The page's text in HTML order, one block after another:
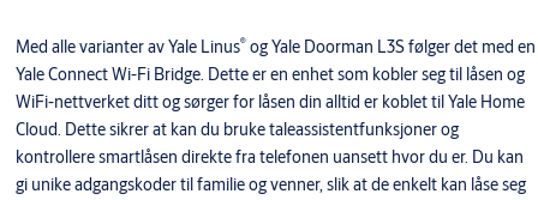
Med alle varianter av Yale Linus®og Yale Doorman L3S følger det med en
Yale Connect Wi-Fi Bridge. Dette er en enhet som kobler seg til låsen og
WiFi-nettverket ditt og sørger for låsen din alltid er koblet til Yale Home
Cloud. Dette sikrer at kan du bruke taleassistentfunksjoner og
kontrollere smartlåsen direkte fra telefonen uansett hvor du er. Du kan
gi unike adgangskoder til familie og venner, slik at de enkelt kan låse seg